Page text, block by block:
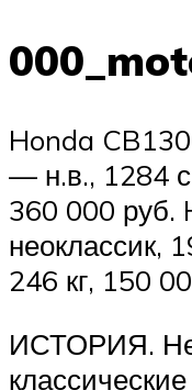
Honda
— н.в., 1284
360 000 руб.
неоклассик,
246 кг, 150
ИСТОРИЯ.